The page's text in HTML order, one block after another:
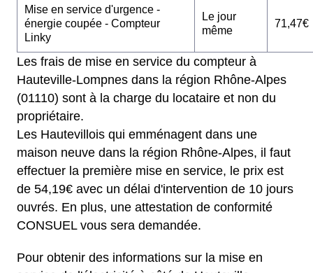
Mise en service d'urgence -
énergie coupée - Compteur
Linky
Le jour
même
71,47€
Les frais de mise en service du compteur à
Hauteville-Lompnes dans la région Rhône-Alpes
(01110) sont à la charge du locataire et non du
propriétaire.
Les Hautevillois qui emménagent dans une
maison neuve dans la région Rhône-Alpes, il faut
effectuer la première mise en service, le prix est
de 54,19€ avec un délai d'intervention de 10 jours
ouvrés. En plus, une attestation de conformité
CONSUEL vous sera demandée.
Pour obtenir des informations sur la mise en